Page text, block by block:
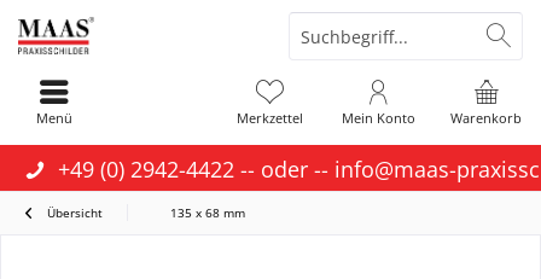
+49 (0) 2942-4422 -- oder -- info@maas-
Warenkorb
Merkzettel Mein Konto
Menü
Übersicht 135 x 68 mm